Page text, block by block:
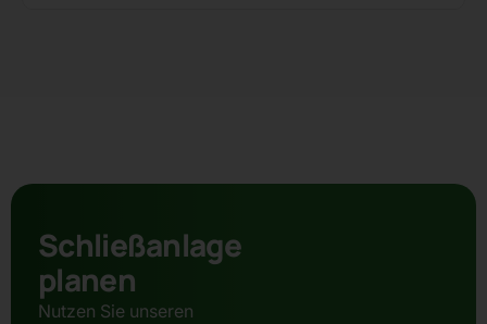
Schließanlage
planen
Nutzen Sie unseren